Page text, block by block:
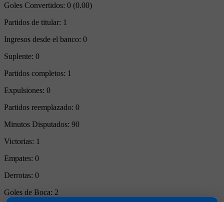
Goles Convertidos: 0 (0.00)
Partidos de titular: 1
Ingresos desde el banco: 0
Suplente: 0
Partidos completos: 1
Expulsiones: 0
Partidos reemplazado: 0
Minutos Disputados: 90
Victorias: 1
Empates: 0
Derrotas: 0
Goles de Boca: 2